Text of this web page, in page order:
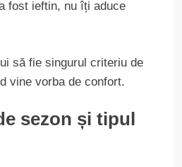
fost ieftin, nu îți aduce
să fie singurul criteriu de
vine vorba de confort.
sezon și tipul